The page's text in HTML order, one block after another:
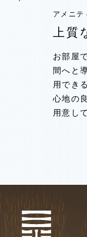
アメニテ
上
お部屋
間へと
用でき
心地の
用意し
アメニテ
上
お部屋
間へと
用でき
心地の
用意し
アメニテ
上
お部屋
間へと
用でき
心地の
用意し
アメニテ
上
お部屋
間へと
用でき
心地の
用意し